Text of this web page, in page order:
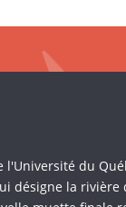
du
désigne la